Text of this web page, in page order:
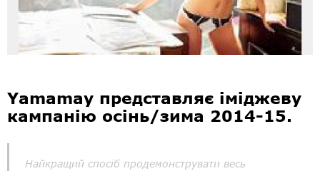
Yamamay представляє іміджеву
кампанію осінь/зима 2014-15.
Найкращий спосіб продемонструвати весь